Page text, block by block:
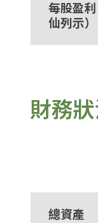
每股盈
仙列示）
財務
總資產